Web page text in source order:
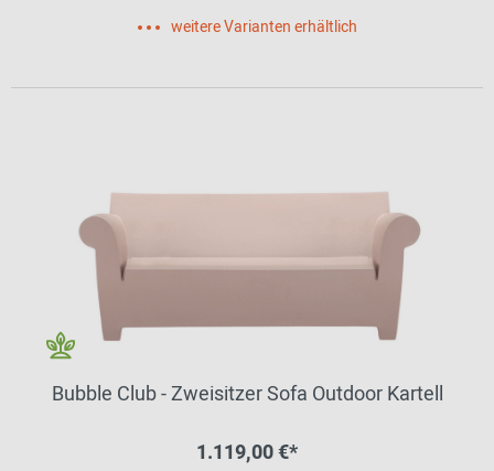
weitere Varianten erhältlich
Bubble Club - Zweisitzer Sofa Outdoor Kartell
1.119,00 €*